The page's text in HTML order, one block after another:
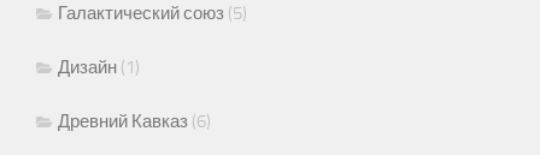
Галактический союз (5)
Дизайн (1)
Древний Кавказ (6)